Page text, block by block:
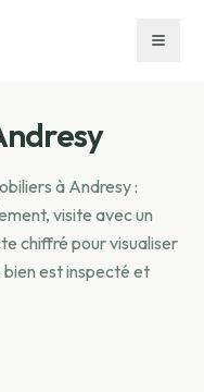
à Andresy:
visite avec un
chiffré pour visualiser
bien est inspecté et